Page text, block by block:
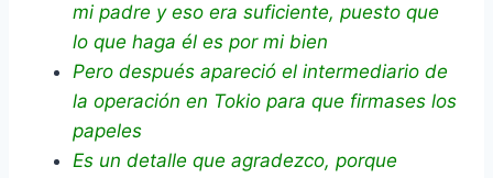
mi padre y eso era suficiente, puesto que
lo que haga él es por mi bien
Pero después apareció el intermediario de
la operación en Tokio para que firmases los
papeles
Es un detalle que agradezco, porque